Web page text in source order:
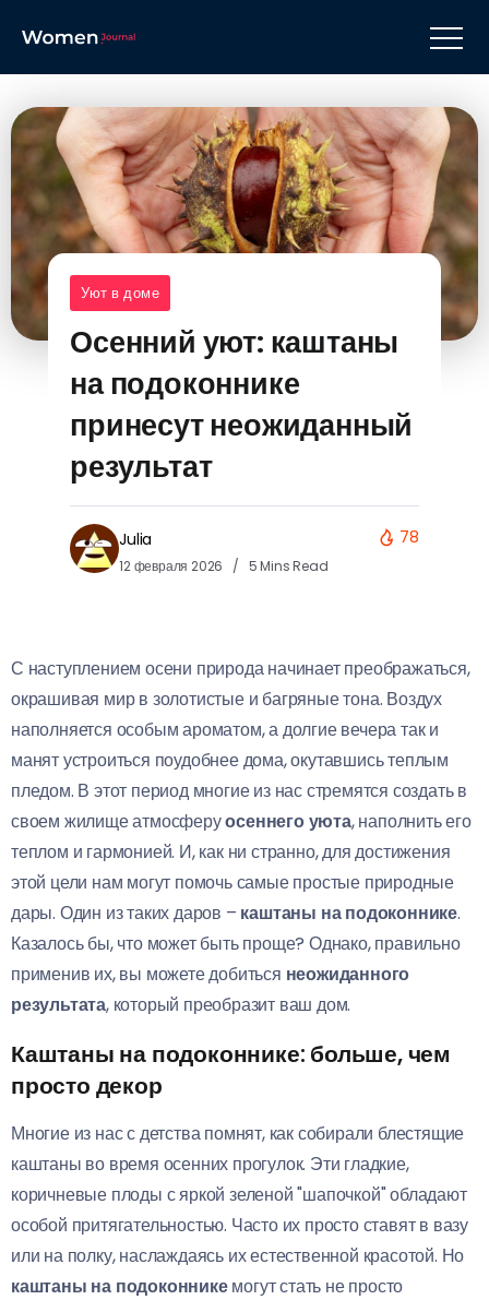
Уют в доме
Осенний уют: каштаны
на подоконнике
принесут неожиданный
результат
Julia
12 февраля 2026 5 Mins Read
78
С наступлением осени природа начинает преображаться,
окрашивая мир в золотистые и багряные тона. Воздух
наполняется особым ароматом, а долгие вечера так и
манят устроиться поудобнее дома, окутавшись теплым
пледом. В этот период многие из нас стремятся создать в
своем жилище атмосферуосеннего уюта, наполнить его
теплом и гармонией. И, как ни странно, для достижения
этой цели нам могут помочь самые простые природные
дары. Один из таких даров – каштаны на подоконнике.
Казалось бы, что может быть проще? Однако, правильно
применив их, вы можете добиться неожиданного
результата, который преобразит ваш дом.
Каштаны на подоконнике: больше, чем
просто декор
Многие из нас с детства помнят, как собирали блестящие
каштаны во время осенних прогулок. Эти гладкие,
коричневые плоды с яркой зеленой "шапочкой" обладают
особой притягательностью. Часто их просто ставят в вазу
или на полку, наслаждаясь их естественной красотой. Но
каштаны на подоконникемогут стать не просто